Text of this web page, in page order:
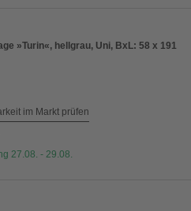
»Turin«, hellgrau, Uni, BxL: 58 x 191
im Markt prüfen
27.08. - 29.08.